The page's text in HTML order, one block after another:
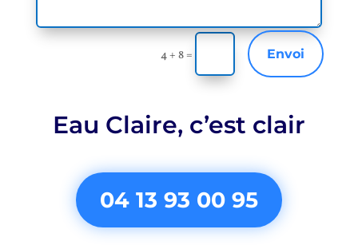
4 + 8 = Envoi
Eau Claire, c’est clair
04 13 93 00 95